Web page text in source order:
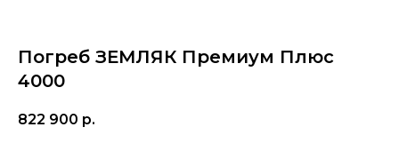
Погреб ЗЕМЛЯК Премиум Плюс
4000
822 900 р.